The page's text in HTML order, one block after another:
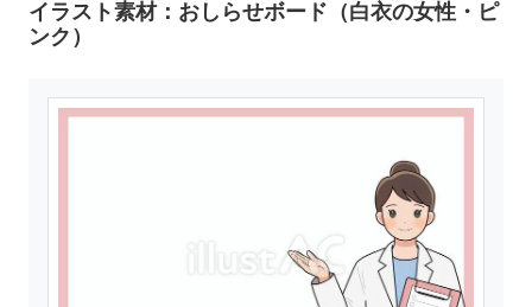
イラスト素材：おしらせボード（白衣の女性・ピ
ンク）